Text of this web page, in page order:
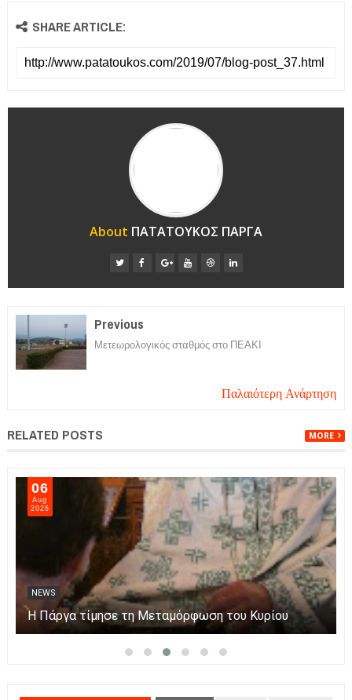
SHARE ARTICLE:
About ΠΑΤΑΤΟΥΚΟΣ ΠΑΡΓΑ
Previous
Μετεωρολογικός σταθμός στο ΠΕΑΚΙ
Παλαιότερη Ανάρτηση
RELATED POSTS MORE
06
Aug
2026
NEWS
Η Πάργα τίμησε τη Μεταμόρφωση του Κυρίου